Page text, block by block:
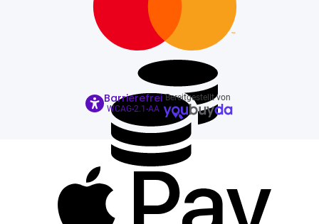
Barrierefrei
WCAG-2.1-AA
Bereitgestellt von